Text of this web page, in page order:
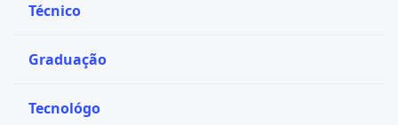
Técnico
Graduação
Tecnológo